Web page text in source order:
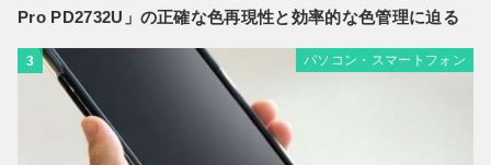
Pro PD2732U」の正確な色再現性と効率的な色管理に迫る
3 パソコン・スマートフォン